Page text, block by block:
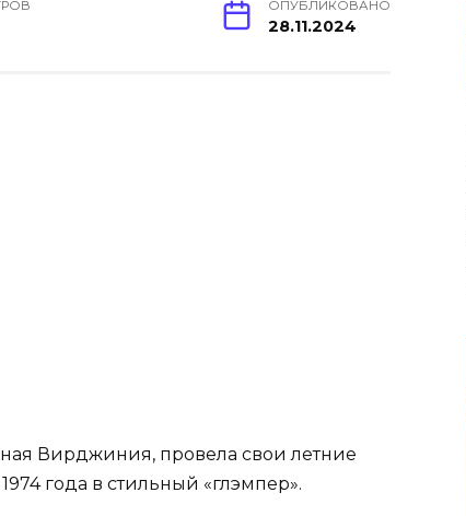
ОПУБЛИКОВАНО
28.11.2024
Вирджиния, провела свои летние
года в стильный «глэмпер».